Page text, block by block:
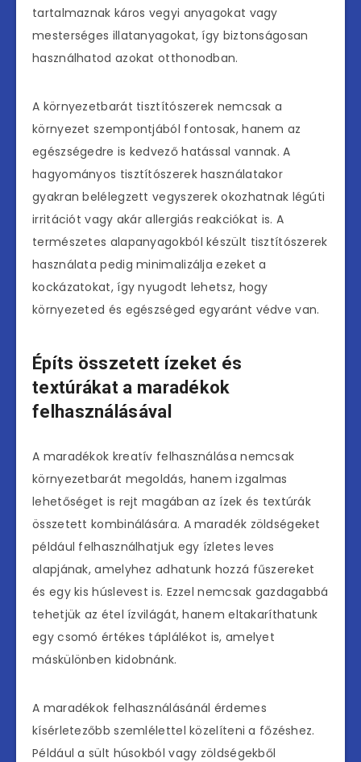
tartalmaznak káros vegyi anyagokat vagy
mesterséges illatanyagokat, így biztonságosan
használhatod azokat otthonodban.
A környezetbarát tisztítószerek nemcsak a
környezet szempontjából fontosak, hanem az
egészségedre is kedvező hatással vannak. A
hagyományos tisztítószerek használatakor
gyakran belélegzett vegyszerek okozhatnak légúti
irritációt vagy akár allergiás reakciókat is. A
természetes alapanyagokból készült tisztítószerek
használata pedig minimalizálja ezeket a
kockázatokat, így nyugodt lehetsz, hogy
környezeted és egészséged egyaránt védve van.
Építs összetett ízeket és
textúrákat a maradékok
felhasználásával
A maradékok kreatív felhasználása nemcsak
környezetbarát megoldás, hanem izgalmas
lehetőséget is rejt magában az ízek és textúrák
összetett kombinálására. A maradék zöldségeket
például felhasználhatjuk egy ízletes leves
alapjának, amelyhez adhatunk hozzá fűszereket
és egy kis húslevest is. Ezzel nemcsak gazdagabbá
tehetjük az étel ízvilágát, hanem eltakaríthatunk
egy csomó értékes táplálékot is, amelyet
máskülönben kidobnánk.
A maradékok felhasználásánál érdemes
kísérletezőbb szemlélettel közelíteni a főzéshez.
Például a sült húsokból vagy zöldségekből